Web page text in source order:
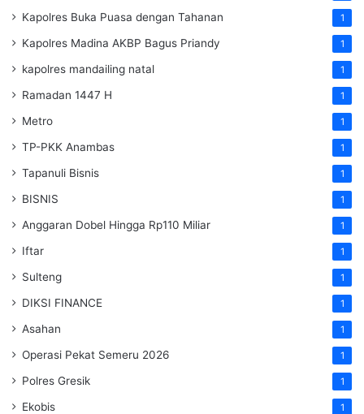
Kapolres Buka Puasa dengan Tahanan 1
Kapolres Madina AKBP Bagus Priandy 1
kapolres mandailing natal 1
Ramadan 1447 H 1
Metro 1
TP-PKK Anambas 1
Tapanuli Bisnis 1
BISNIS 1
Anggaran Dobel Hingga Rp110 Miliar 1
Iftar 1
Sulteng 1
DIKSI FINANCE 1
Asahan 1
Operasi Pekat Semeru 2026 1
Polres Gresik 1
Ekobis 1